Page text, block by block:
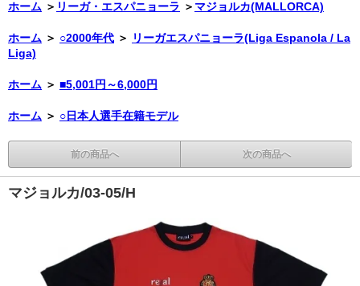
ホーム ＞ リーガ・エスパニョーラ ＞ マジョルカ(MALLORCA)
ホーム ＞ ○2000年代 ＞
リーガエスパニョーラ(Liga Espanola / La
Liga)
ホーム ＞ ■5,001円～6,000円
ホーム ＞ ○日本人選手在籍モデル
前の商品へ 次の商品へ
マジョルカ/03-05/H